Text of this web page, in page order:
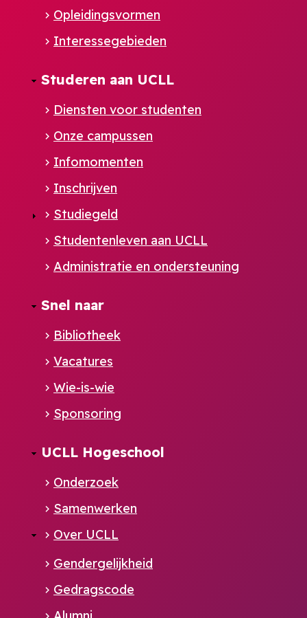
Footer
NL
Opleidingsvormen
Interessegebieden
Studeren aan UCLL
Diensten voor studenten
Onze campussen
Infomomenten
Inschrijven
Studiegeld
Studentenleven aan UCLL
Administratie en ondersteuning
Snel naar
Bibliotheek
Vacatures
Wie-is-wie
Sponsoring
UCLL Hogeschool
Onderzoek
Samenwerken
Over UCLL
Gendergelijkheid
Gedragscode